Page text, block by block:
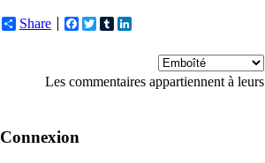
Share Facebook
TwitterTumblr
Les commentaires appartiennent à
Connexion